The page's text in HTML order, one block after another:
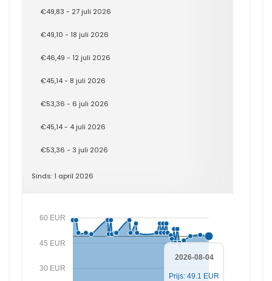
€49,83 - 27 juli 2026
€49,10 - 18 juli 2026
€46,49 - 12 juli 2026
€45,14 - 8 juli 2026
€53,36 - 6 juli 2026
€45,14 - 4 juli 2026
€53,36 - 3 juli 2026
Sinds: 1 april 2026
30 EUR
45 EUR
60 EUR
2026-08-04
Prijs: 49.1 EUR